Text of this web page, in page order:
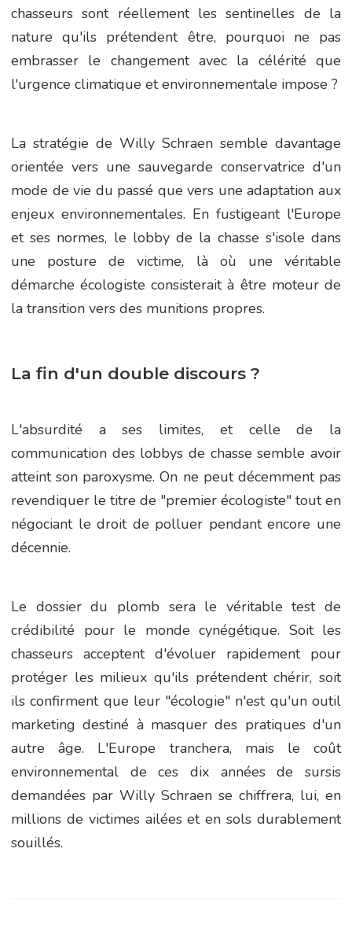
chasseurs sont réellement les sentinelles de la
nature qu'ils prétendent être, pourquoi ne pas
embrasser le changement avec la célérité que
l'urgence climatique et environnementale impose ?
La stratégie de Willy Schraen semble davantage
orientée vers une sauvegarde conservatrice d'un
mode de vie du passé que vers une adaptation aux
enjeux environnementales. En fustigeant l'Europe
et ses normes, le lobby de la chasse s'isole dans
une posture de victime, là où une véritable
démarche écologiste consisterait à être moteur de
la transition vers des munitions propres.
La fin d'un double discours ?
L'absurdité a ses limites, et celle de la
communication des lobbys de chasse semble avoir
atteint son paroxysme. On ne peut décemment pas
revendiquer le titre de "premier écologiste" tout en
négociant le droit de polluer pendant encore une
décennie.
Le dossier du plomb sera le véritable test de
crédibilité pour le monde cynégétique. Soit les
chasseurs acceptent d'évoluer rapidement pour
protéger les milieux qu'ils prétendent chérir, soit
ils confirment que leur "écologie" n'est qu'un outil
marketing destiné à masquer des pratiques d'un
autre âge. L'Europe tranchera, mais le coût
environnemental de ces dix années de sursis
demandées par Willy Schraen se chiffrera, lui, en
millions de victimes ailées et en sols durablement
souillés.